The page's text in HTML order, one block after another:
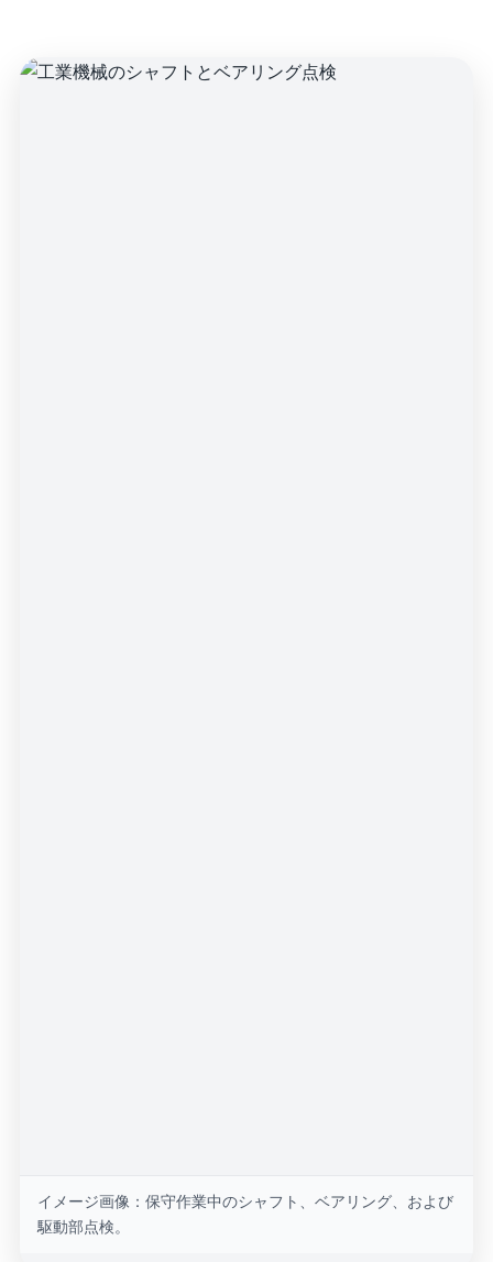
イメージ画像：保守作業中のシャフト、ベアリング、および
駆動部点検。